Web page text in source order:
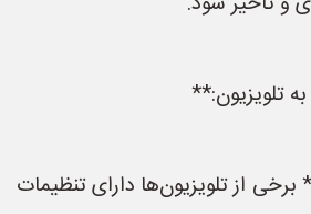
از تلویزیون‌ها دارای تنظیمات